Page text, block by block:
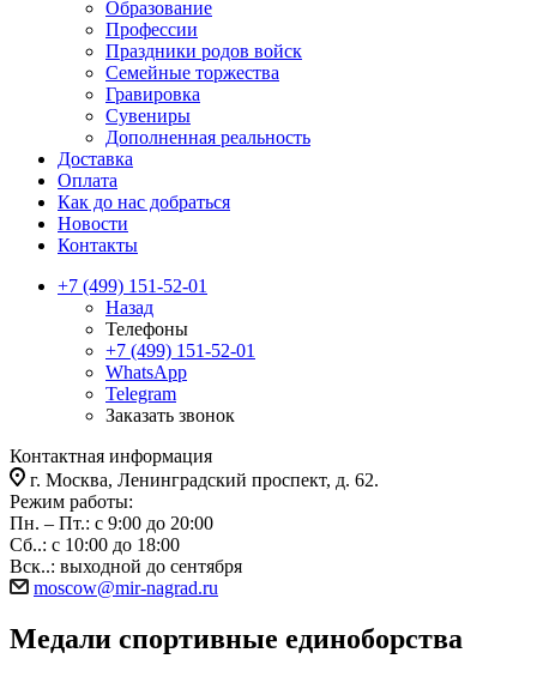
Образование
Профессии
Праздники родов войск
Семейные торжества
Гравировка
Сувениры
Дополненная реальность
Доставка
Оплата
Как до нас добраться
Новости
Контакты
+7 (499) 151-52-01
Назад
Телефоны
+7 (499) 151-52-01
WhatsApp
Telegram
Заказать звонок
Контактная информация
г. Москва, Ленинградский проспект, д. 62.
Режим работы:
Пн. – Пт.: с 9:00 до 20:00
Сб..: с 10:00 до 18:00
Вск..: выходной до сентября
moscow@mir-nagrad.ru
Медали спортивные единоборства